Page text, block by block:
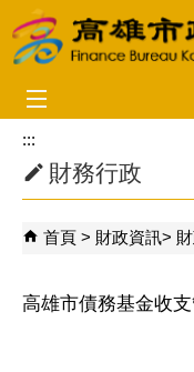
跳到主要內容區塊
:::
財務行政
首頁 財政資訊
高雄市債務基金收